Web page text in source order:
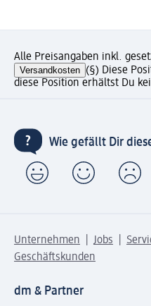
Alle Preisangaben inkl.
Versandkosten (§) Diese
diese Position erhältst Du
Wie gefällt Dir
Unternehmen Jobs
Geschäftskunden
dm & Partner